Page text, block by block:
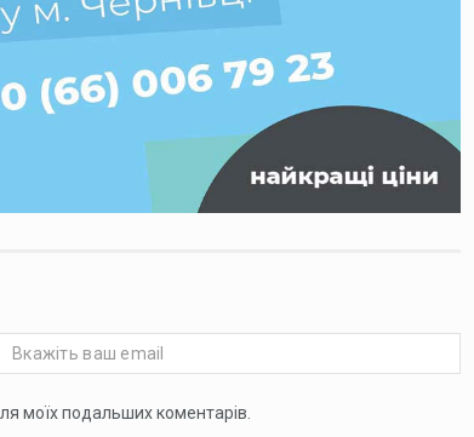
моїх подальших коментарів.